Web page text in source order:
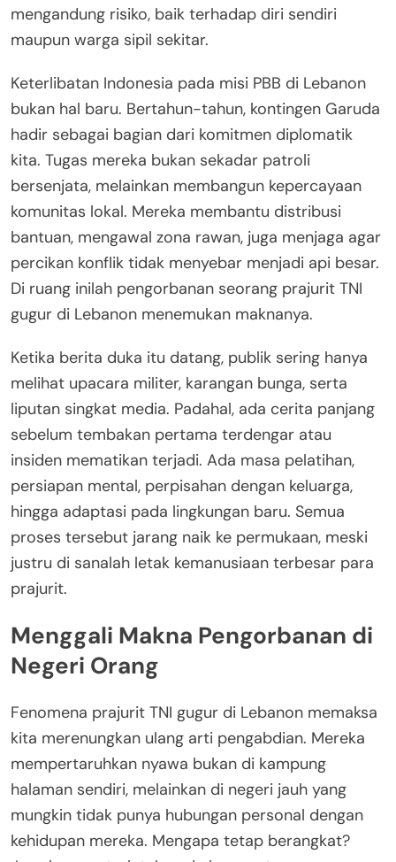
mengandung risiko, baik terhadap diri sendiri
maupun warga sipil sekitar.
Keterlibatan Indonesia pada misi PBB di Lebanon
bukan hal baru. Bertahun-tahun, kontingen Garuda
hadir sebagai bagian dari komitmen diplomatik
kita. Tugas mereka bukan sekadar patroli
bersenjata, melainkan membangun kepercayaan
komunitas lokal. Mereka membantu distribusi
bantuan, mengawal zona rawan, juga menjaga agar
percikan konflik tidak menyebar menjadi api besar.
Di ruang inilah pengorbanan seorang prajurit TNI
gugur di Lebanon menemukan maknanya.
Ketika berita duka itu datang, publik sering hanya
melihat upacara militer, karangan bunga, serta
liputan singkat media. Padahal, ada cerita panjang
sebelum tembakan pertama terdengar atau
insiden mematikan terjadi. Ada masa pelatihan,
persiapan mental, perpisahan dengan keluarga,
hingga adaptasi pada lingkungan baru. Semua
proses tersebut jarang naik ke permukaan, meski
justru di sanalah letak kemanusiaan terbesar para
prajurit.
Menggali Makna Pengorbanan di
Negeri Orang
Fenomena prajurit TNI gugur di Lebanon memaksa
kita merenungkan ulang arti pengabdian. Mereka
mempertaruhkan nyawa bukan di kampung
halaman sendiri, melainkan di negeri jauh yang
mungkin tidak punya hubungan personal dengan
kehidupan mereka. Mengapa tetap berangkat?